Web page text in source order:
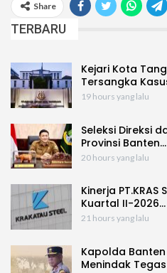
Share
TERBARU
Kejari Kota
Tersangka
19 hours yang lalu
Seleksi Direksi
Provinsi Banten…
20 hours yang lalu
Kinerja
Kuartal II-2026…
21 hours yang lalu
Kapolda Banten
Menindak